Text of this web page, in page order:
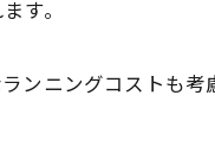
す。
ンニングコストも